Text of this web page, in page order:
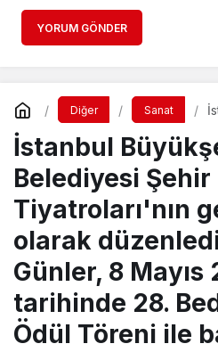
YORUM GÖNDER
Diğer Sanat
İstanbul
Belediyesi Şehir
Tiyatroları'nın
olarak
Günler, 8 Mayıs
tarihinde 28.
Ödül Töreni ile